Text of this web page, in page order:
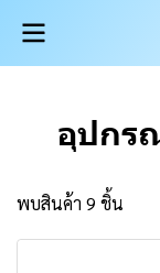
อุปกร
พบสินค้า 9 ชิ้น